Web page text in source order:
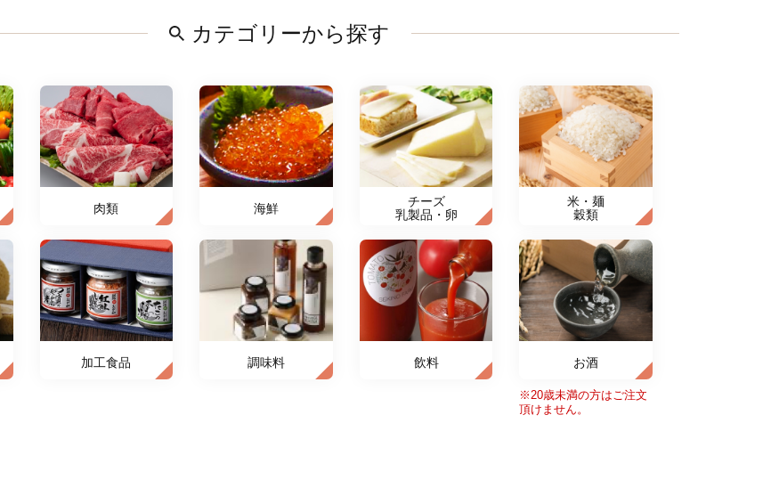
カテゴリーから探す
肉類 海鮮
チーズ
乳製品・卵
米・麺
穀類
加工食品 調味料 飲料 お酒
※20歳未満の方はご注文
頂けません。